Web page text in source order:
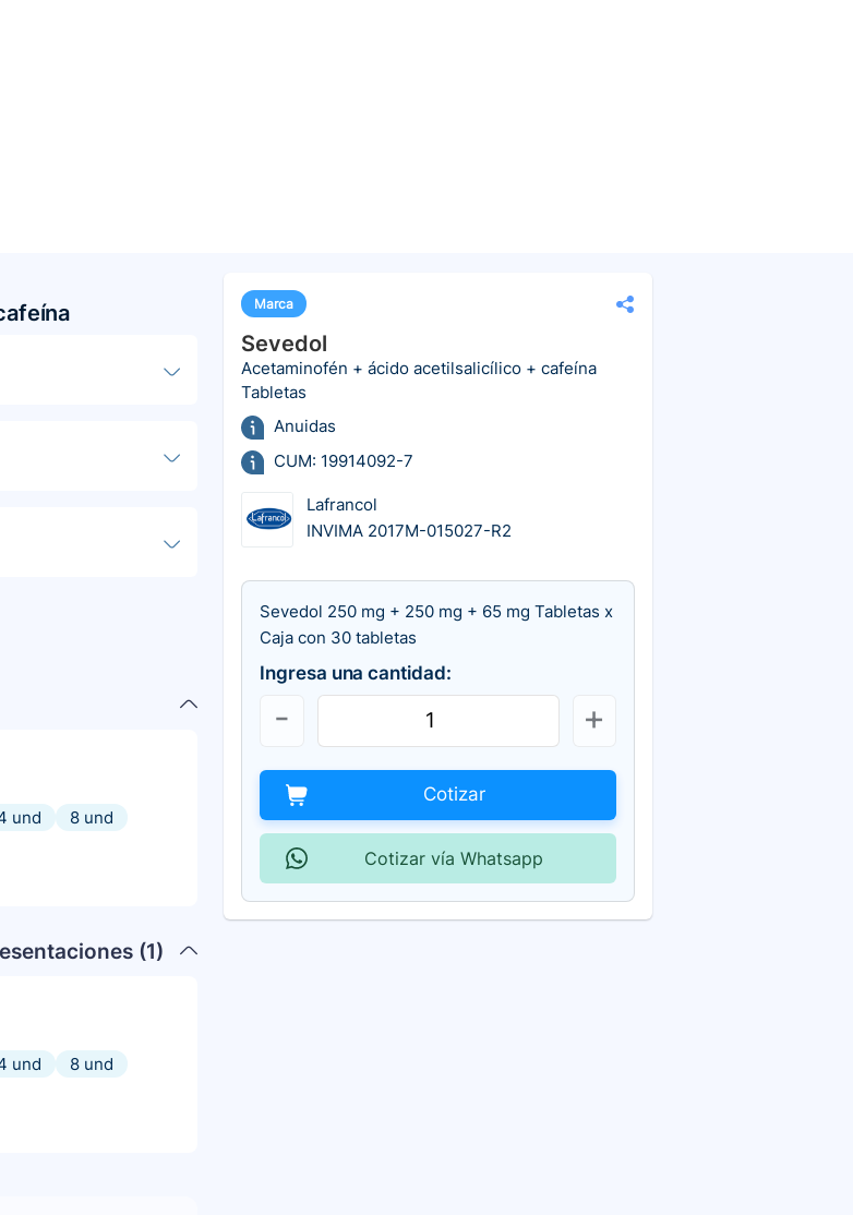
und
8 und
(1)
und
8 und
Marca
Sevedol
Acetaminofén + ácido acetilsalicílico + cafeína
Tabletas
Anuidas
CUM: 19914092-7
Lafrancol
INVIMA 2017M-015027-R2
Sevedol 250 mg + 250 mg + 65 mg Tabletas x
Caja con 30 tabletas
Ingresa una cantidad:
Cotizar
Cotizar vía Whatsapp